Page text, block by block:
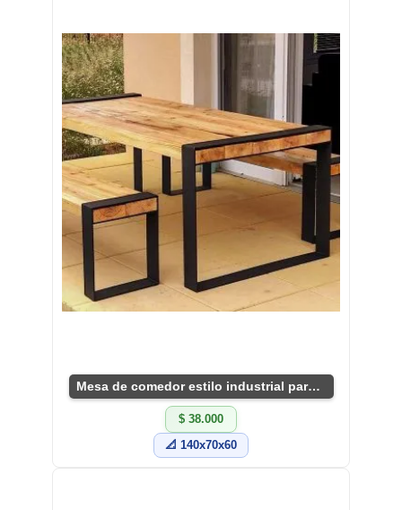
Mesa de comedor estilo industrial para exteriores
$ 38.000
📐 140x70x60